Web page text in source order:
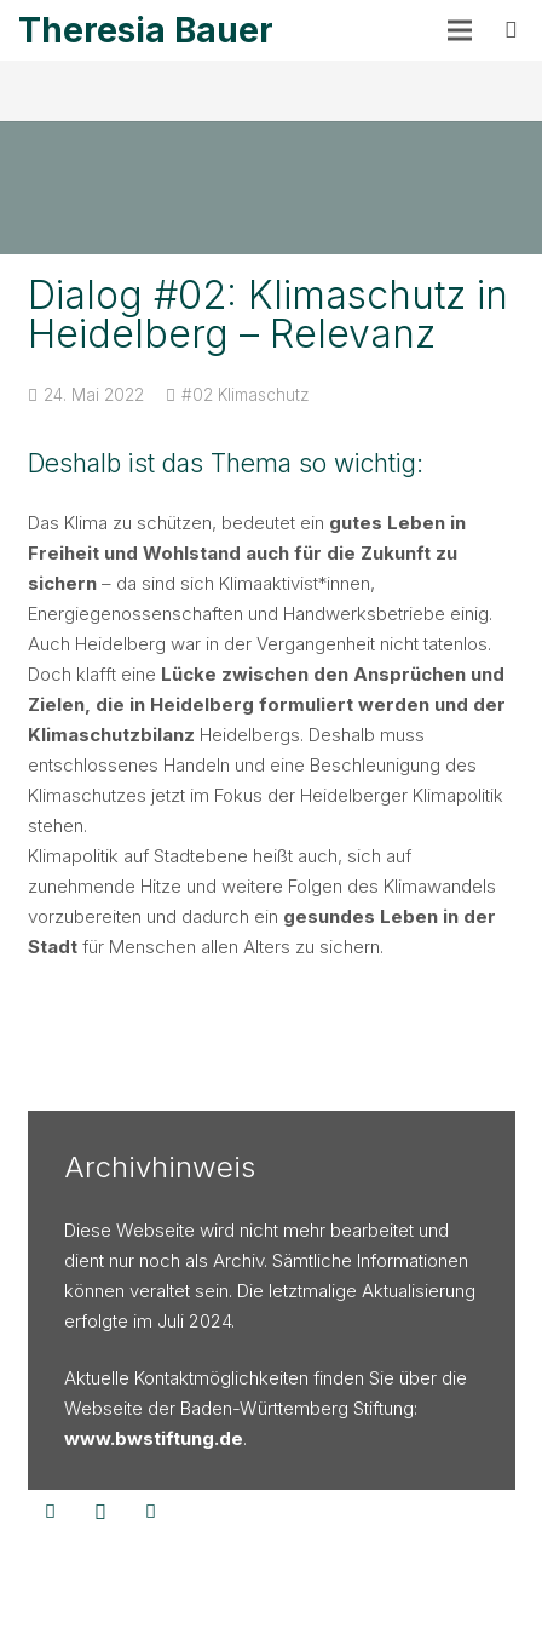
Theresia Bauer
Dialog #02: Klimaschutz in
Heidelberg – Relevanz
24. Mai 2022 #02 Klimaschutz
Deshalb ist das Thema so wichtig:
Das Klima zu schützen, bedeutet ein gutes Leben in
Freiheit und Wohlstand auch für die Zukunft zu
sichern– da sind sich Klimaaktivist*innen,
Energiegenossenschaften und Handwerksbetriebe einig.
Auch Heidelberg war in der Vergangenheit nicht tatenlos.
Doch klafft eine Lücke zwischen den Ansprüchen und
Zielen, die in Heidelberg formuliert werden und der
Klimaschutzbilanz Heidelbergs. Deshalb muss
entschlossenes Handeln und eine Beschleunigung des
Klimaschutzes jetzt im Fokus der Heidelberger Klimapolitik
stehen.
Klimapolitik auf Stadtebene heißt auch, sich auf
zunehmende Hitze und weitere Folgen des Klimawandels
vorzubereiten und dadurch ein gesundes Leben in der
Stadt für Menschen allen Alters zu sichern.
Archivhinweis
Diese Webseite wird nicht mehr bearbeitet und
dient nur noch als Archiv. Sämtliche Informationen
können veraltet sein. Die letztmalige Aktualisierung
erfolgte im Juli 2024.
Aktuelle Kontaktmöglichkeiten finden Sie über die
Webseite der Baden-Württemberg Stiftung:
www.bwstiftung.de.